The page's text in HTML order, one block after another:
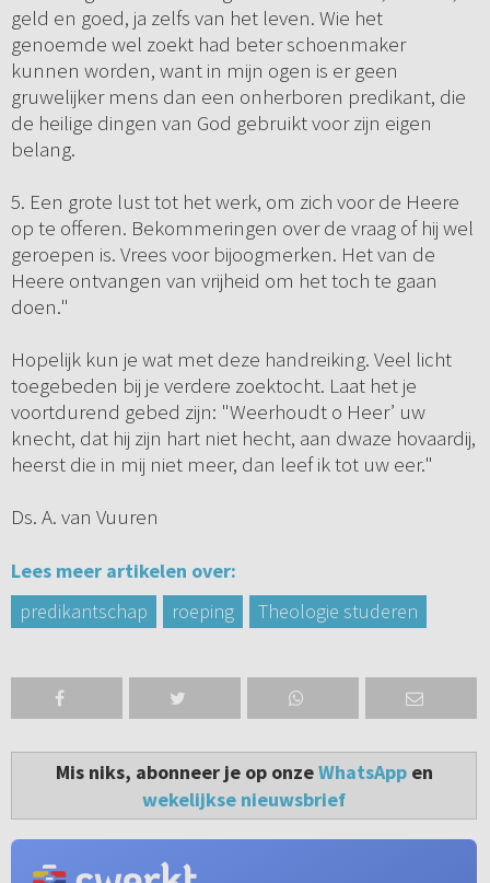
geld en goed, ja zelfs van het leven. Wie het
genoemde wel zoekt had beter schoenmaker
kunnen worden, want in mijn ogen is er geen
gruwelijker mens dan een onherboren predikant, die
de heilige dingen van God gebruikt voor zijn eigen
belang.
5. Een grote lust tot het werk, om zich voor de Heere
op te offeren. Bekommeringen over de vraag of hij wel
geroepen is. Vrees voor bijoogmerken. Het van de
Heere ontvangen van vrijheid om het toch te gaan
doen."
Hopelijk kun je wat met deze handreiking. Veel licht
toegebeden bij je verdere zoektocht. Laat het je
voortdurend gebed zijn: "Weerhoudt o Heer’ uw
knecht, dat hij zijn hart niet hecht, aan dwaze hovaardij,
heerst die in mij niet meer, dan leef ik tot uw eer."
Ds. A. van Vuuren
Lees meer artikelen over:
predikantschap
roeping Theologie studeren
Mis niks, abonneer je op onzeWhatsAppen
wekelijkse nieuwsbrief